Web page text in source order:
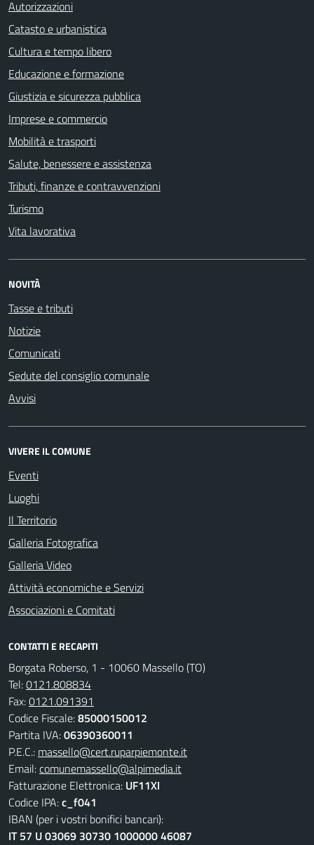
Autorizzazioni
Catasto e urbanistica
Cultura e tempo libero
Educazione e formazione
Giustizia e sicurezza pubblica
Imprese e commercio
Mobilità e trasporti
Salute, benessere e assistenza
Tributi, finanze e contravvenzioni
Turismo
Vita lavorativa
NOVITÀ
Tasse e tributi
Notizie
Comunicati
Sedute del consiglio comunale
Avvisi
VIVERE IL COMUNE
Eventi
Luoghi
Il Territorio
Galleria Fotografica
Galleria Video
Attività economiche e Servizi
Associazioni e Comitati
CONTATTI E RECAPITI
Borgata Roberso, 1 - 10060 Massello (TO)
Tel:0121.808834
Fax:0121.091391
Codice Fiscale:85000150012
Partita IVA:06390360011
P.E.C.: massello@cert.ruparpiemonte.it
Email:comunemassello@alpimedia.it
Fatturazione Elettronica: UF11XI
Codice IPA:c_f041
IBAN (per i vostri bonifici bancari):
IT 57 U 03069 30730 1000000 46087